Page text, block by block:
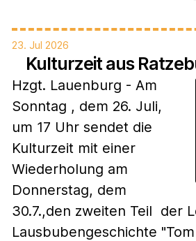
23. Jul 2026
Kulturzeit aus
Hzgt. Lauenburg - Am
Sonntag , dem 26. Juli,
um 17 Uhr sendet die
Kulturzeit mit einer
Wiederholung am
Donnerstag, dem
30.7.,den zweiten Teil der
Lausbubengeschichte